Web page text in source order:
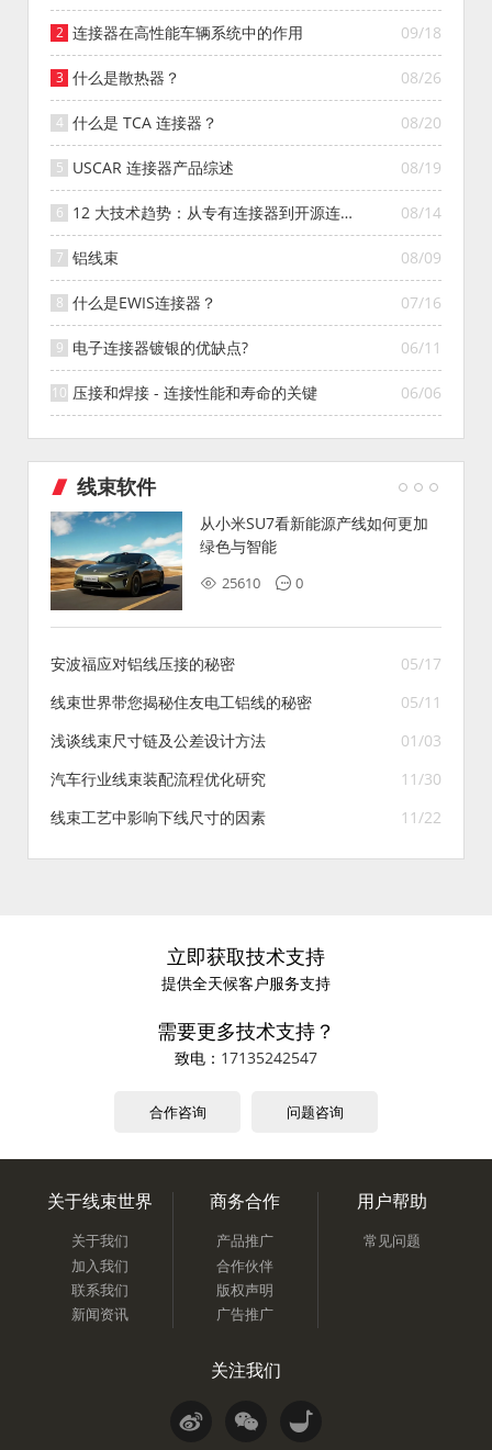
09/18
连接器在高性能车辆系统中的作用
08/26
什么是散热器？
08/20
什么是 TCA 连接器？
08/19
USCAR 连接器产品综述
08/14
12 大技术趋势：从专有连接器到开源连接
器的演变
08/09
铝线束
07/16
什么是EWIS连接器？
06/11
电子连接器镀银的优缺点?
06/06
压接和焊接 - 连接性能和寿命的关键
线束软件
从小米SU7看新能源产线如何更加
绿色与智能
25610 0
05/17
安波福应对铝线压接的秘密
05/11
线束世界带您揭秘住友电工铝线的秘密
01/03
浅谈线束尺寸链及公差设计方法
11/30
汽车行业线束装配流程优化研究
11/22
线束工艺中影响下线尺寸的因素
立即获取技术支持
提供全天候客户服务支持
需要更多技术支持？
致电： 17135242547
合作咨询 问题咨询
关于线束世界
关于我们
加入我们
联系我们
新闻资讯
商务合作
产品推广
合作伙伴
版权声明
广告推广
用户帮助
常见问题
关注我们